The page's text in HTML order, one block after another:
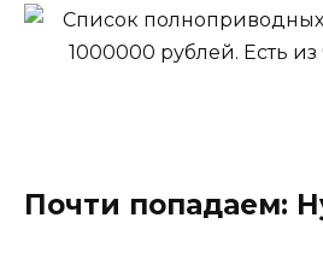
Почти попадаем: